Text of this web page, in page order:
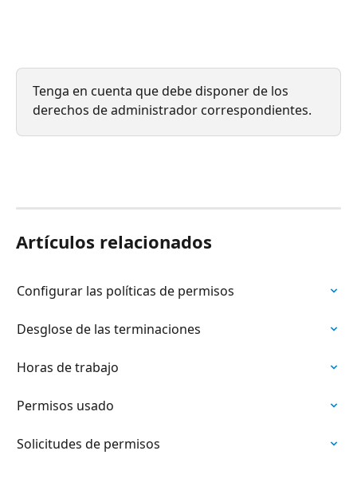
Tenga en cuenta que debe disponer de los
derechos de administrador correspondientes.
Artículos relacionados
Configurar las políticas de permisos
Desglose de las terminaciones
Horas de trabajo
Permisos usado
Solicitudes de permisos